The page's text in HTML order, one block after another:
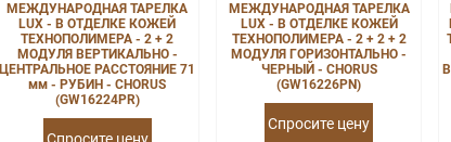
МЕЖДУНАРОДНАЯ ТАРЕЛКА
LUX - В ОТДЕЛКЕ КОЖЕЙ
ТЕХНОПОЛИМЕРА - 2 + 2
МОДУЛЯ ВЕРТИКАЛЬНО -
ЦЕНТРАЛЬНОЕ РАССТОЯНИЕ 71
мм - РУБИН - CHORUS
(GW16224PR)
МЕЖДУНАРОДНАЯ ТАРЕЛКА
LUX - В ОТДЕЛКЕ КОЖЕЙ
ТЕХНОПОЛИМЕРА - 2 + 2 + 2
МОДУЛЯ ГОРИЗОНТАЛЬНО -
ЧЕРНЫЙ - CHORUS
(GW16226PN)
Спросите цену